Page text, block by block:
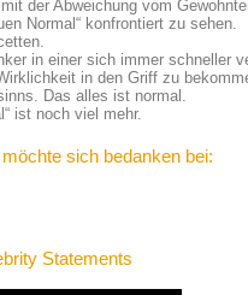
der Abweichung vom
Normal“ konfrontiert zu sehen.
in einer sich immer schneller
in den Griff zu
Das alles ist normal.
ist noch viel mehr.
sich bedanken bei:
Statements